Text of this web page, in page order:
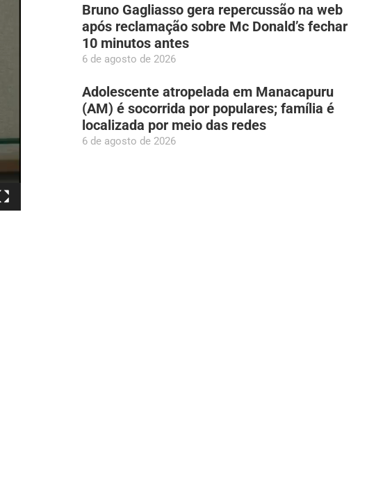
Bruno Gagliasso gera repercussão na web
após reclamação sobre Mc Donald’s fechar
10 minutos antes
6 de agosto de 2026
Adolescente atropelada em Manacapuru
(AM) é socorrida por populares; família é
localizada por meio das redes
6 de agosto de 2026